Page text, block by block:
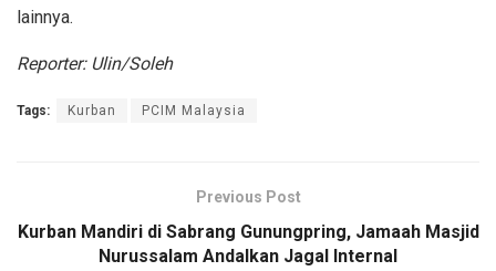
lainnya.
Reporter: Ulin/Soleh
Tags: Kurban PCIM Malaysia
Previous Post
Kurban Mandiri di Sabrang Gunungpring, Jamaah Masjid
Nurussalam Andalkan Jagal Internal